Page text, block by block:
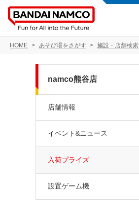
HOME あそび場をさがす 施設・店舗検索
namco熊谷店
店舗情報
イベント&ニュース
入荷プライズ
設置ゲーム機